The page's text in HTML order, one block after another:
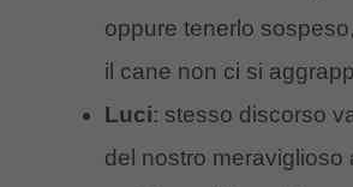
oppure tenerlo
il cane non ci si
Luci: stesso discorso
del nostro meraviglioso